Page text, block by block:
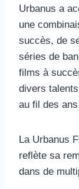
Urbanus a
une
succès, de
séries de
films à
divers
au fil des
La Urbanus
reflète sa
dans de